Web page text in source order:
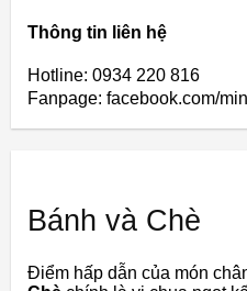
Thông tin liên hệ
Hotline: 0934 220 816
Fanpage: facebook.com/
Bánh và Chè
Điểm hấp dẫn của món